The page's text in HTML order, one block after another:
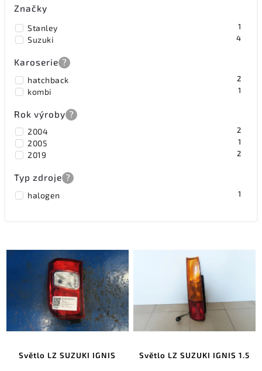
Značky
Stanley 1
Suzuki 4
Karoserie ?
hatchback 2
kombi 1
Rok výroby ?
2004 2
2005 1
2019 2
Typ zdroje ?
halogen 1
Světlo LZ SUZUKI IGNIS Světlo LZ SUZUKI IGNIS 1.5